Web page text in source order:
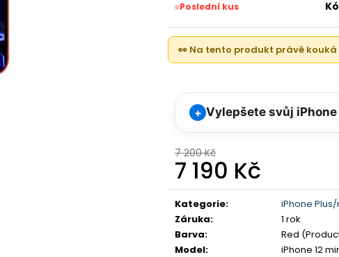
Poslední kus
👀 Na tento produkt právě kouká
+ Vylepšete svůj iPhone
7 200 Kč
7 190 Kč
Měrná
cena:
Kategorie:
iPhone
Záruka:
1 rok
Barva:
Red
Model:
iPhone 12
APPLE WATCH 11 46MM, BLACK (STAV A)
10 990 Kč
Původně:
IPHONE 17 , 256GB,